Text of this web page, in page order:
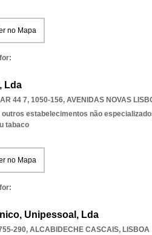
no Mapa
Lda
44 7, 1050-156, AVENIDAS NOVAS
estabelecimentos não
tabaco
no Mapa
Unipessoal, Lda
290, ALCABIDECHE CASCAIS, LISBOA